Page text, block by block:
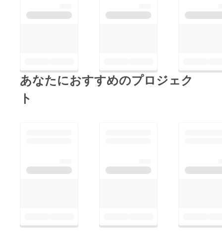
あなたにおすすめのプロジェク
ト